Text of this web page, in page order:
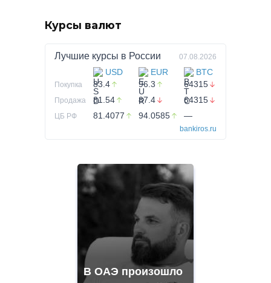
Курсы валют
Лучшие курсы в России 07.08.2026
USD EUR BTC
Покупка 83.4 96.3 64315
Продажа 81.54 87.4 64315
ЦБ РФ 81.4077 94.0585 —
bankiros.ru
В ОАЭ произошло